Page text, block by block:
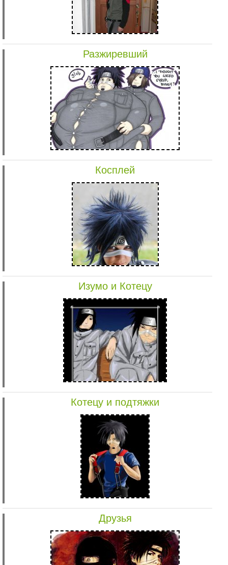
Разжиревший
Косплей
Изумо и Котецу
Котецу и подтяжки
Друзья